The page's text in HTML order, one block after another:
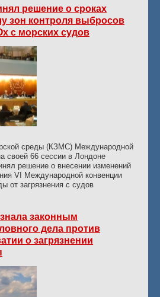
решение о сроках
зон контроля выбросов
с морских судов
среды (КЗМС) Международной
своей 66 сессии в Лондоне
решение о внесении изменений
VI Международной конвенции
от загрязнения с судов
законным
дела против
о загрязнении